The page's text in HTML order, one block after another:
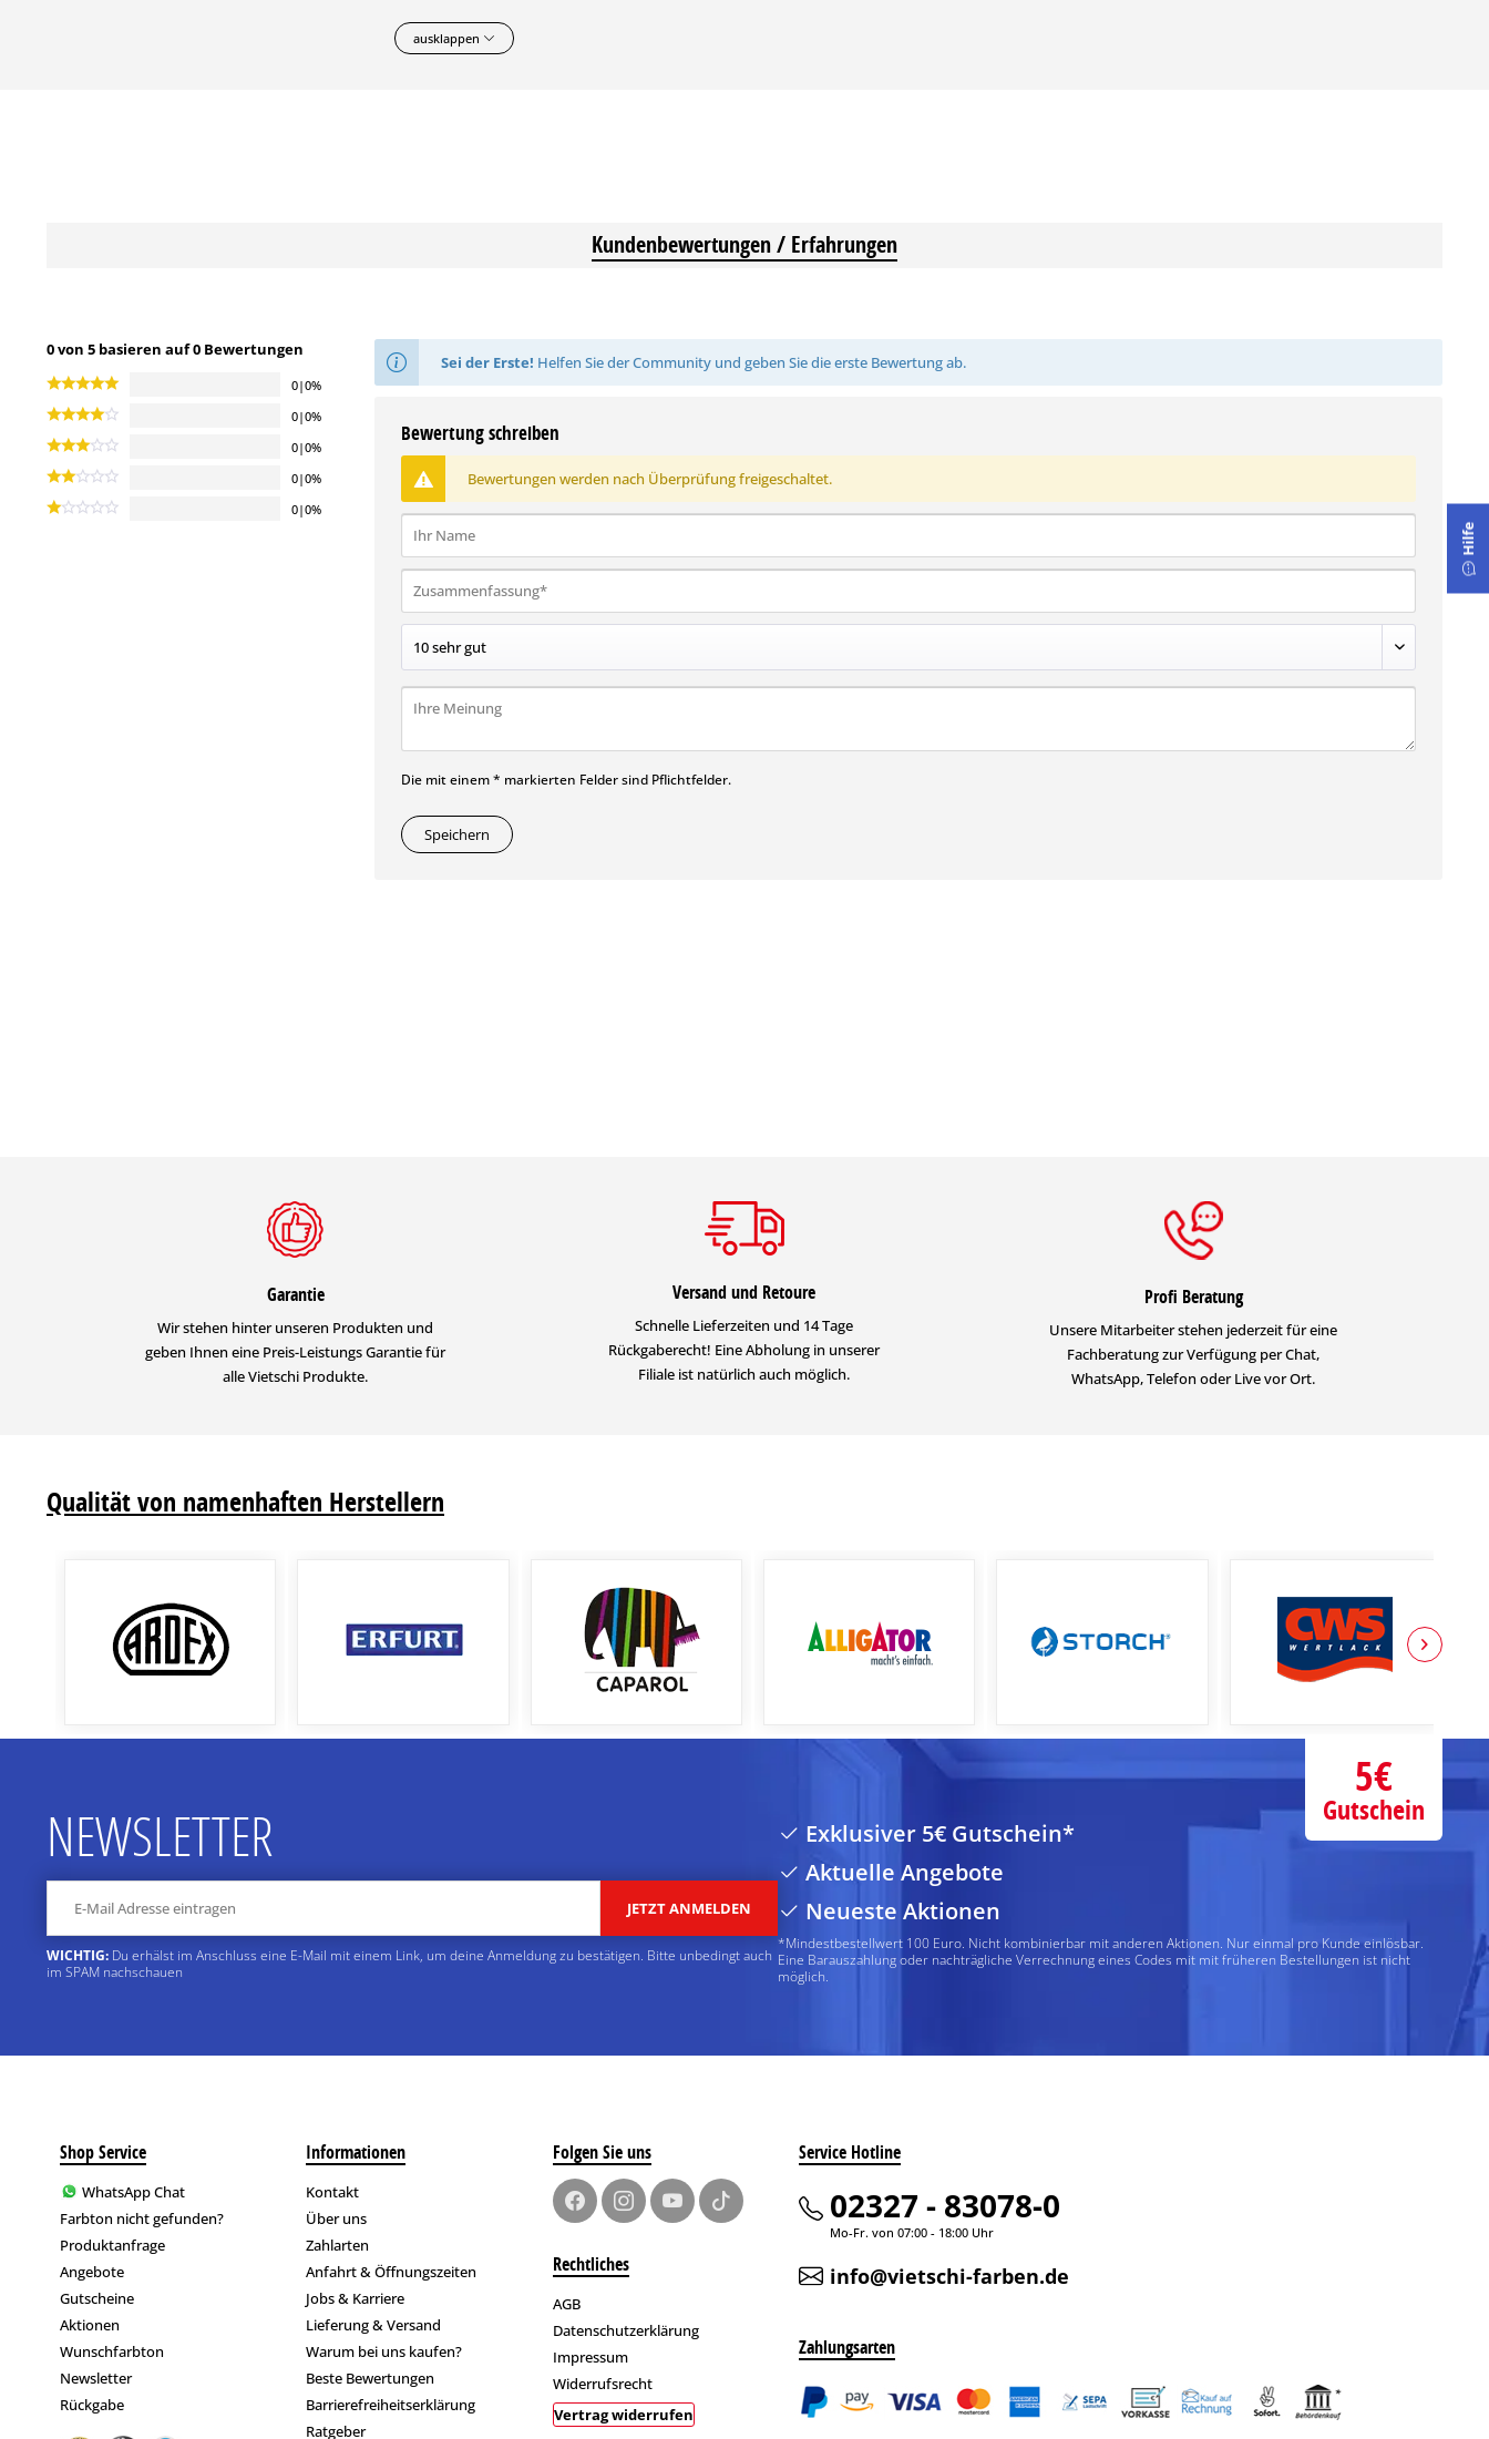
ausklappen
Kundenbewertungen / Erfahrungen
0 von 5 basieren auf 0 Bewertungen
0|0%
0|0%
0|0%
0|0%
0|0%
Sei der Erste! Helfen Sie der Community und geben Sie die erste Bewertung ab.
Bewertung schreiben
Bewertungen werden nach Überprüfung freigeschaltet.
Die mit einem * markierten Felder sind Pflichtfelder.
Speichern
Garantie
Wir stehen hinter unseren Produkten und
geben Ihnen eine Preis-Leistungs Garantie für
alle Vietschi Produkte.
Versand und Retoure
Schnelle Lieferzeiten und 14 Tage
Rückgaberecht! Eine Abholung in unserer
Filiale ist natürlich auch möglich.
Profi Beratung
Unsere Mitarbeiter stehen jederzeit für eine
Fachberatung zur Verfügung per Chat,
WhatsApp, Telefon oder Live vor Ort.
Qualität von namenhaften Herstellern
NEWSLETTER
JETZT ANMELDEN
WICHTIG: Du erhälst im Anschluss eine E-Mail mit einem Link, um deine Anmeldung zu bestätigen. Bitte unbedingt auch
im SPAM nachschauen
Exklusiver 5€ Gutschein*
Aktuelle Angebote
Neueste Aktionen
*Mindestbestellwert 100 Euro. Nicht kombinierbar mit anderen Aktionen. Nur einmal pro Kunde einlösbar.
Eine Barauszahlung oder nachträgliche Verrechnung eines Codes mit mit früheren Bestellungen ist nicht
möglich.
5€
Gutschein
Shop Service
WhatsApp Chat
Farbton nicht gefunden?
Produktanfrage
Angebote
Gutscheine
Aktionen
Wunschfarbton
Newsletter
Rückgabe
Informationen
Kontakt
Über uns
Zahlarten
Anfahrt & Öffnungszeiten
Jobs & Karriere
Lieferung & Versand
Warum bei uns kaufen?
Beste Bewertungen
Barrierefreiheitserklärung
Ratgeber
Folgen Sie uns
Rechtliches
AGB
Datenschutzerklärung
Impressum
Widerrufsrecht
Vertrag widerrufen
Service Hotline
02327 - 83078-0
Mo-Fr. von 07:00 - 18:00 Uhr
info@vietschi-farben.de
Zahlungsarten
Hilfe